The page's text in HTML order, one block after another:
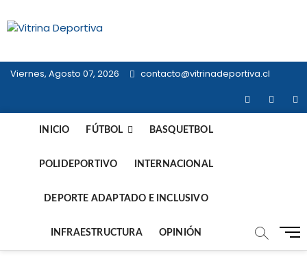
al
Deportiva
Viernes, Agosto 07, 2026 contacto@vitrinadeportiva.cl
facebooktwitter
INICIO FÚTBOL BASQUETBOL
POLIDEPORTIVO INTERNACIONAL
DEPORTE ADAPTADO E INCLUSIVO
INFRAESTRUCTURA OPINIÓN
B